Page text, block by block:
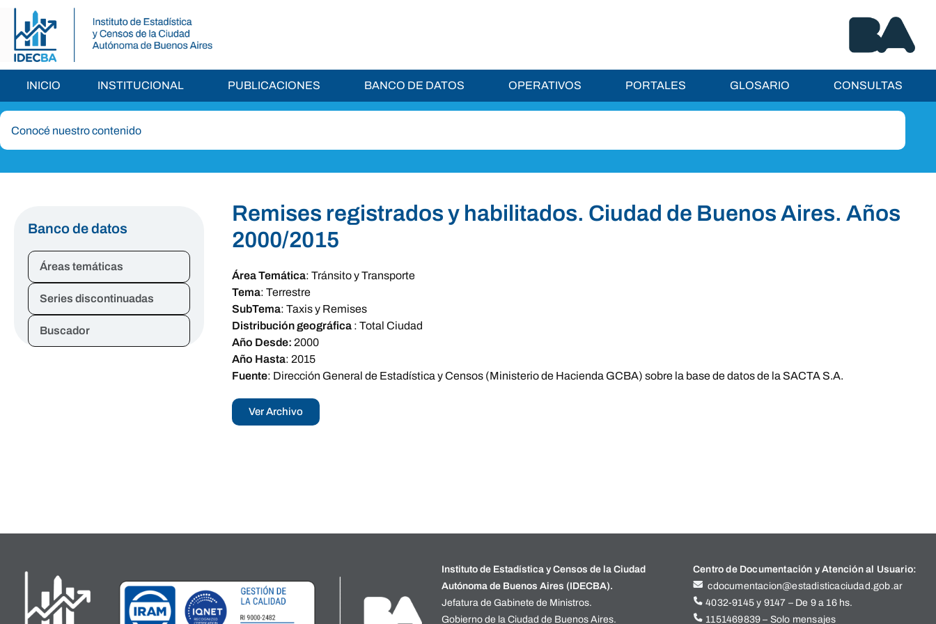
INICIO INSTITUCIONAL PUBLICACIONES BANCO DE DATOS OPERATIVOS PORTALES GLOSARIO CONSULTAS
Banco de datos
Áreas temáticas
Series discontinuadas
Buscador
Remises registrados y habilitados. Ciudad de Buenos Aires. Años
2000/2015
Área Temática: Tránsito y Transporte
Tema: Terrestre
SubTema: Taxis y Remises
Distribución geográfica : Total Ciudad
Año Desde: 2000
Año Hasta: 2015
Fuente: Dirección General de Estadística y Censos (Ministerio de Hacienda GCBA) sobre la base de datos de la SACTA S.A.
Ver Archivo
Instituto de Estadística y Censos de la Ciudad
Autónoma de Buenos Aires (IDECBA).
Jefatura de Gabinete de Ministros.
Gobierno de la Ciudad de Buenos Aires.
Centro de Documentación y Atención al Usuario:
cdocumentacion@estadisticaciudad.gob.ar
4032-9145 y 9147 – De 9 a 16 hs.
1151469839 – Solo mensajes